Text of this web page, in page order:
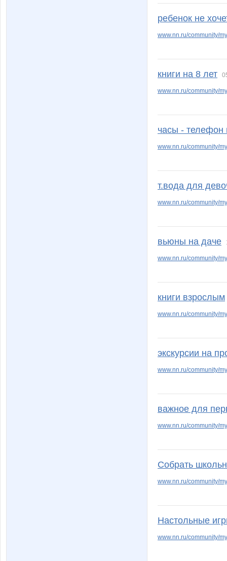
ребенок не
www.nn.ru/community/
книги на 8 лет
www.nn.ru/community/
часы - телефон
www.nn.ru/community/
т.вода для
www.nn.ru/community/
вьюны на даче
www.nn.ru/community/
книги взрослым
www.nn.ru/community/
экскурсии на
www.nn.ru/community/
важное для
www.nn.ru/community/
Собрать
www.nn.ru/community/
Настольные
www.nn.ru/community/